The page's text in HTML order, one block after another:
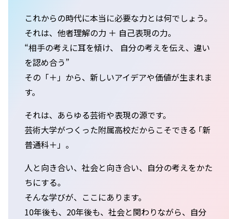
これからの時代に本当に必要な力とは何でしょう。
それは、他者理解の力 ＋ 自己表現の力。
“相手の考えに耳を傾け、 自分の考えを伝え、違い
を認め合う”
その「＋」から、新しいアイデアや価値が生まれま
す。
それは、あらゆる芸術や表現の源です。
芸術大学がつくった附属高校だからこそできる ｢新
普通科＋」。
人と向き合い、社会と向き合い、自分の考えをかた
ちにする。
そんな学びが、ここにあります。
10年後も、20年後も、社会と関わりながら、自分